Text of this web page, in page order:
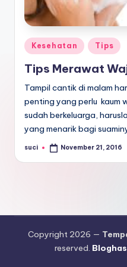
d
u
si
Posted
in
Kesehatan Tips
Tips Merawat
Tampil cantik di malam
penting yang perlu kaum
sudah berkeluarga,
yang menarik bagi
Posted
suci November 21, 2016
Copyright 2026 —
reserved.